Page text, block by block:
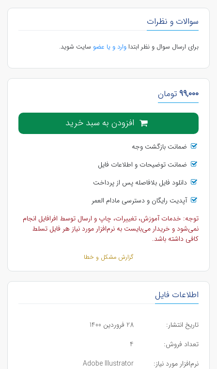
سوالات و نظرات
برای ارسال سوال و نظر ابتداوارد و یا عضو سایت شوید.
99,000 تومان
افزودن به سبد خرید
ضمانت بازگشت وجه
ضمانت توضیحات و اطلاعات فایل
دانلود فایل بلافاصله پس از پرداخت
آپدیت رایگان و دسترسی مادام العمر
توجه: خدمات آموزش، تغییرات، چاپ و ارسال توسط افرافایل انجام
نمی‌شود و خریدار می‌بایست به نرم‌افزار مورد نیاز هر فایل تسلط
کافی داشته باشد.
گزارش مشکل و خطا
اطلاعات فایل
تاریخ انتشار:
28 فروردین 1400
تعداد فروش:
4
نرم‌افزار مورد نیاز:
Adobe Illustrator